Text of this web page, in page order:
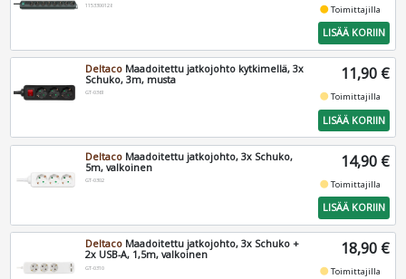
1153300128 fiber_manual_recordToimittajilla
LISÄÄ KORIIN
Deltaco Maadoitettu jatkojohto kytkimellä, 3x
Schuko, 3m, musta
GT-0361
11,90 €
fiber_manual_recordToimittajilla
LISÄÄ KORIIN
Deltaco Maadoitettu jatkojohto, 3x Schuko,
5m, valkoinen
GT-0302
14,90 €
fiber_manual_recordToimittajilla
LISÄÄ KORIIN
Deltaco Maadoitettu jatkojohto, 3x Schuko +
2x USB-A, 1,5m, valkoinen
GT-0310
18,90 €
fiber_manual_recordToimittajilla